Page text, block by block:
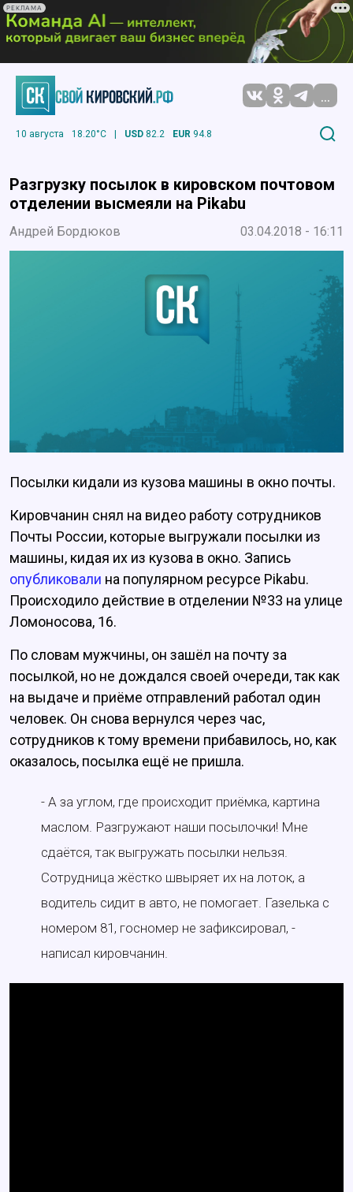
РЕКЛАМА
...
10 августа 18.20°C | USD 82.2 EUR 94.8
Разгрузку посылок в кировском почтовом
отделении высмеяли на Pikabu
Андрей Бордюков 03.04.2018 - 16:11
Посылки кидали из кузова машины в окно почты.
Кировчанин снял на видео работу сотрудников
Почты России, которые выгружали посылки из
машины, кидая их из кузова в окно. Запись
опубликовали на популярном ресурсе Pikabu.
Происходило действие в отделении №33 на улице
Ломоносова, 16.
По словам мужчины, он зашёл на почту за
посылкой, но не дождался своей очереди, так как
на выдаче и приёме отправлений работал один
человек. Он снова вернулся через час,
сотрудников к тому времени прибавилось, но, как
оказалось, посылка ещё не пришла.
- А за углом, где происходит приёмка, картина
маслом. Разгружают наши посылочки! Мне
сдаётся, так выгружать посылки нельзя.
Сотрудница жёстко швыряет их на лоток, а
водитель сидит в авто, не помогает. Газелька с
номером 81, госномер не зафиксировал, -
написал кировчанин.